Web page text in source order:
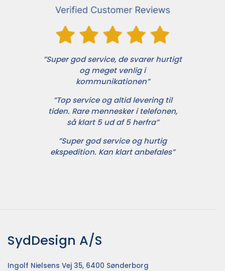
”Super god service, de svarer hurtigt
og meget venlig i
kommunikationen”
”Top service og altid levering til
tiden. Rare mennesker i telefonen,
så klart 5 ud af 5 herfra”
”Super god service og hurtig
ekspedition. Kan klart anbefales”
SydDesign A/S
Ingolf Nielsens Vej 35, 6400 Sønderborg